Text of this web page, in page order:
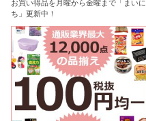
お買い得品を月曜から金曜まで「まいに
ち」更新中！